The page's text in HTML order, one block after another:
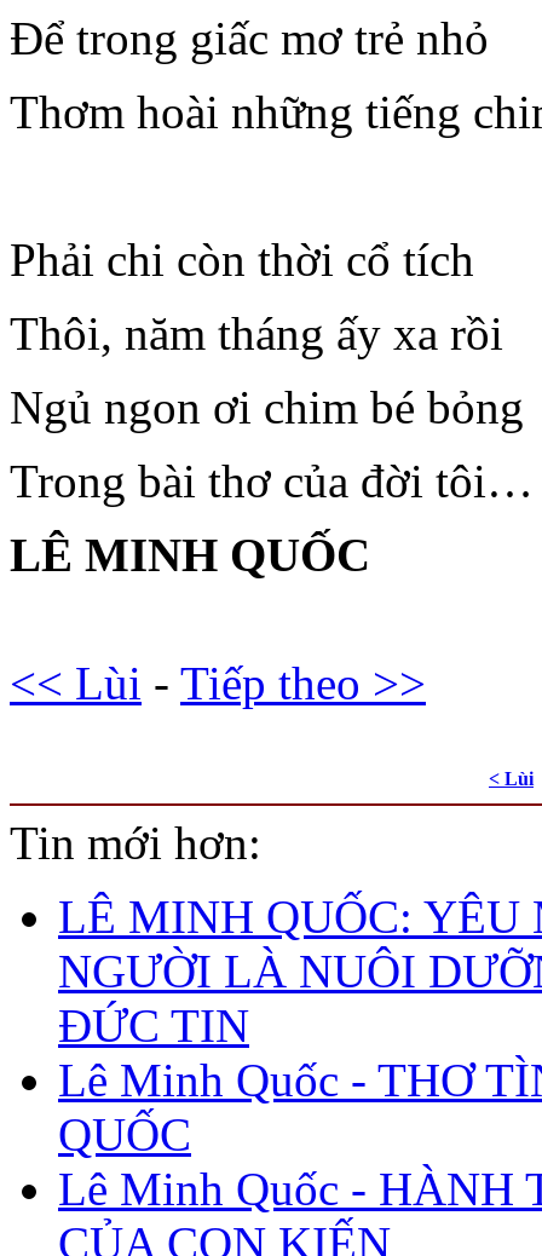
Để trong giấc mơ trẻ nhỏ
Thơm hoài những tiếng
Phải chi còn thời cổ tích
Thôi, năm tháng ấy xa rồi
Ngủ ngon ơi chim bé bỏng
Trong bài thơ của đời tôi…
LÊ MINH QUỐC
<< Lùi - Tiếp theo >>
< Lùi
Tin mới hơn:
LÊ MINH QUỐC: YÊU
NGƯỜI LÀ NUÔI
ĐỨC TIN
Lê Minh Quốc - THƠ
QUỐC
Lê Minh Quốc - HÀNH
CỦA CON KIẾN